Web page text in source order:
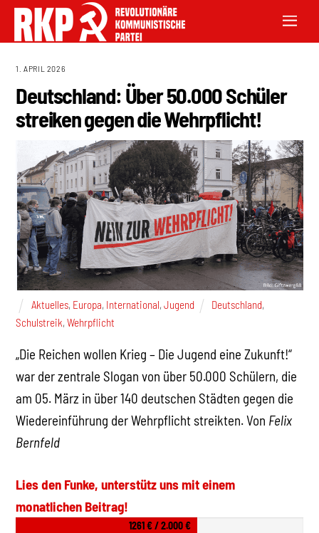
1. APRIL 2026
Deutschland: Über 50.000 Schüler
streiken gegen die Wehrpflicht!
Aktuelles, Europa, International, Jugend Deutschland,
Schulstreik,Wehrpflicht
„Die Reichen wollen Krieg – Die Jugend eine Zukunft!“
war der zentrale Slogan von über 50.000 Schülern, die
am 05. März in über 140 deutschen Städten gegen die
Wiedereinführung der Wehrpflicht streikten. Von Felix
Bernfeld
Lies den Funke, unterstütz uns mit einem
monatlichen Beitrag!
1261 € / 2.000 €